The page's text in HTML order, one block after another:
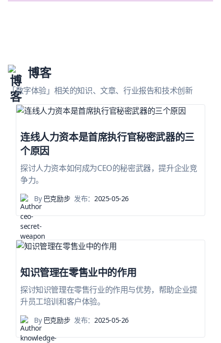
博客
「数字体验」相关的知识、文章、行业报告和技术创新
连线人力资本是首席执行官秘密武器的三
个原因
探讨人力资本如何成为CEO的秘密武器，提升企业竞
争力。
By巴克励步 发布：2025-05-26
知识管理在零售业中的作用
探讨知识管理在零售行业的作用与优势，帮助企业提
升员工培训和客户体验。
By巴克励步 发布：2025-05-26